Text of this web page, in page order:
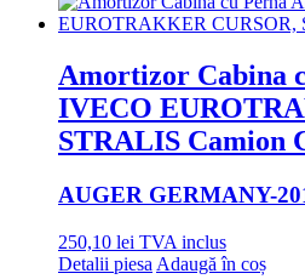
Amortizor Cabina
IVECO
STRALIS Camion
AUGER GERMANY-
250,10 lei TVA inclus
Detalii piesa Adaugă în coș